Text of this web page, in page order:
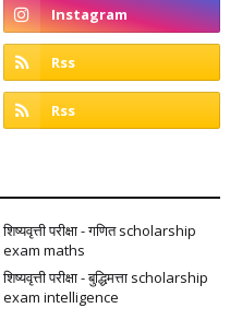
शिष्यवृत्ती परीक्षा - गणित scholarship
exam maths
शिष्यवृत्ती परीक्षा - बुद्धिमत्ता scholarship
exam intelligence